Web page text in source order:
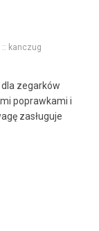
kanczug
zegarków
poprawkami i
zasługuje